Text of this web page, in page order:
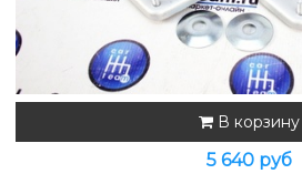
В корзину
5 640 руб